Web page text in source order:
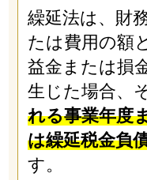
繰延法は、財
たは費用の額
益金または損
生じた場合、
れる事業年度
は繰延税金負
す。